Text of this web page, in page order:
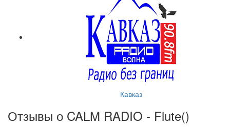
Кавказ
Отзывы о CALM RADIO - Flute()